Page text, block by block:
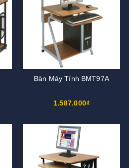
Bàn Máy Tính BMT97A
1.587.000₫